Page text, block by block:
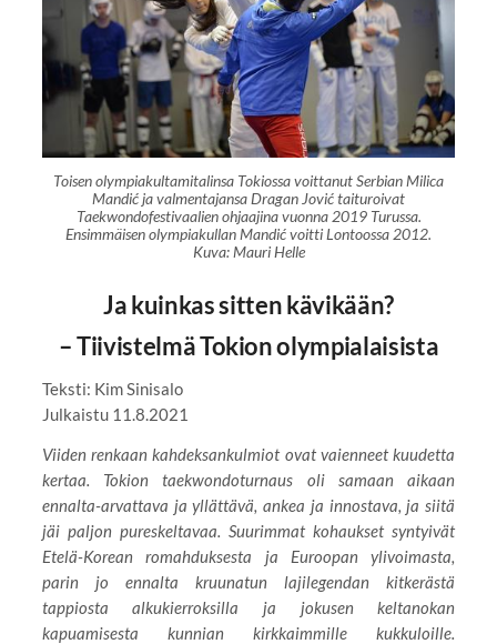
Toisen olympiakultamitalinsa Tokiossa voittanut Serbian Milica
Mandić ja valmentajansa Dragan Jović taituroivat
Taekwondofestivaalien ohjaajina vuonna 2019 Turussa.
Ensimmäisen olympiakullan Mandić voitti Lontoossa 2012.
Kuva: Mauri Helle
Ja kuinkas sitten kävikään?
–Tiivistelmä Tokion olympialaisista
Teksti: Kim Sinisalo
Julkaistu 11.8.2021
Viiden renkaan kahdeksankulmiot ovat vaienneet kuudetta
kertaa. Tokion taekwondoturnaus oli samaan aikaan
ennalta-arvattava ja yllättävä, ankea ja innostava, ja siitä
jäi paljon pureskeltavaa. Suurimmat kohaukset syntyivät
Etelä-Korean romahduksesta ja Euroopan ylivoimasta,
parin jo ennalta kruunatun lajilegendan kitkerästä
tappiosta alkukierroksilla ja jokusen keltanokan
kapuamisesta kunnian kirkkaimmille kukkuloille.